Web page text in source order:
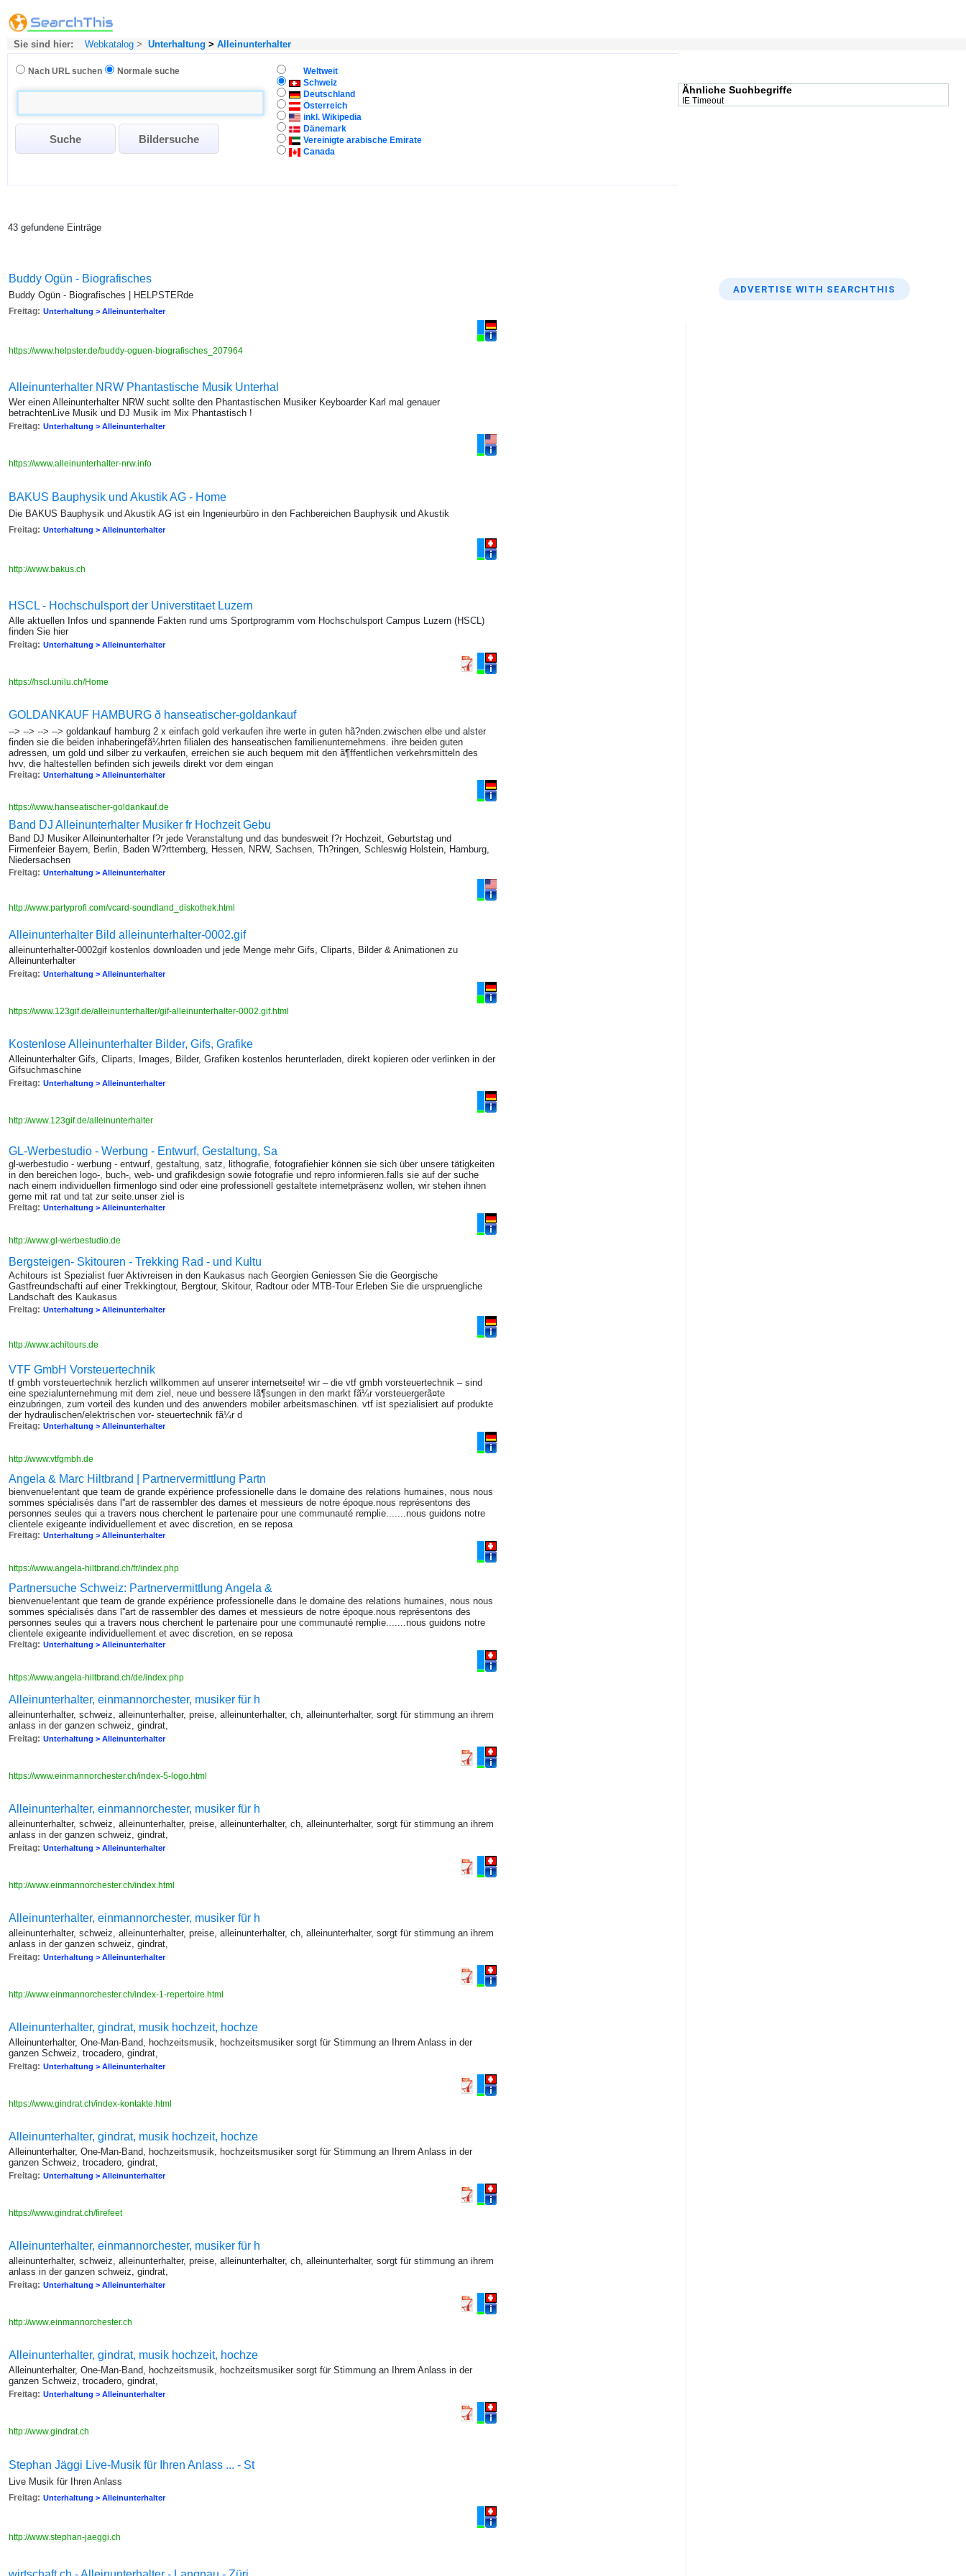
Sie sind hier: Webkatalog > Unterhaltung > Alleinunterhalter
Nach URL suchen Normale suche
Weltweit
Schweiz
Deutschland
Österreich
inkl. Wikipedia
Dänemark
Vereinigte arabische Emirate
Canada
43 gefundene Einträge
Buddy Ogün - Biografisches
Buddy Ogün - Biografisches | HELPSTERde
Freitag: Unterhaltung > Alleinunterhalter
https://www.helpster.de/buddy-oguen-biografisches_207964
Alleinunterhalter NRW Phantastische Musik Unterhal
Wer einen Alleinunterhalter NRW sucht sollte den Phantastischen Musiker Keyboarder Karl mal genauer
betrachtenLive Musik und DJ Musik im Mix Phantastisch !
Freitag: Unterhaltung > Alleinunterhalter
https://www.alleinunterhalter-nrw.info
BAKUS Bauphysik und Akustik AG - Home
Die BAKUS Bauphysik und Akustik AG ist ein Ingenieurbüro in den Fachbereichen Bauphysik und Akustik
Freitag: Unterhaltung > Alleinunterhalter
http://www.bakus.ch
HSCL - Hochschulsport der Universtitaet Luzern
Alle aktuellen Infos und spannende Fakten rund ums Sportprogramm vom Hochschulsport Campus Luzern (HSCL)
finden Sie hier
Freitag: Unterhaltung > Alleinunterhalter
https://hscl.unilu.ch/Home
GOLDANKAUF HAMBURG ð hanseatischer-goldankauf
--> --> --> --> goldankauf hamburg 2 x einfach gold verkaufen ihre werte in guten hã?nden.zwischen elbe und alster
finden sie die beiden inhaberingefã¼hrten filialen des hanseatischen familienunternehmens. ihre beiden guten
adressen, um gold und silber zu verkaufen, erreichen sie auch bequem mit den ã¶ffentlichen verkehrsmitteln des
hvv, die haltestellen befinden sich jeweils direkt vor dem eingan
Freitag: Unterhaltung > Alleinunterhalter
https://www.hanseatischer-goldankauf.de
Band DJ Alleinunterhalter Musiker fr Hochzeit Gebu
Band DJ Musiker Alleinunterhalter f?r jede Veranstaltung und das bundesweit f?r Hochzeit, Geburtstag und
Firmenfeier Bayern, Berlin, Baden W?rttemberg, Hessen, NRW, Sachsen, Th?ringen, Schleswig Holstein, Hamburg,
Niedersachsen
Freitag: Unterhaltung > Alleinunterhalter
http://www.partyprofi.com/vcard-soundland_diskothek.html
Alleinunterhalter Bild alleinunterhalter-0002.gif
alleinunterhalter-0002gif kostenlos downloaden und jede Menge mehr Gifs, Cliparts, Bilder & Animationen zu
Alleinunterhalter
Freitag: Unterhaltung > Alleinunterhalter
https://www.123gif.de/alleinunterhalter/gif-alleinunterhalter-0002.gif.html
Kostenlose Alleinunterhalter Bilder, Gifs, Grafike
Alleinunterhalter Gifs, Cliparts, Images, Bilder, Grafiken kostenlos herunterladen, direkt kopieren oder verlinken in der
Gifsuchmaschine
Freitag: Unterhaltung > Alleinunterhalter
http://www.123gif.de/alleinunterhalter
GL-Werbestudio - Werbung - Entwurf, Gestaltung, Sa
gl-werbestudio - werbung - entwurf, gestaltung, satz, lithografie, fotografiehier können sie sich über unsere tätigkeiten
in den bereichen logo-, buch-, web- und grafikdesign sowie fotografie und repro informieren.falls sie auf der suche
nach einem individuellen firmenlogo sind oder eine professionell gestaltete internetpräsenz wollen, wir stehen ihnen
gerne mit rat und tat zur seite.unser ziel is
Freitag: Unterhaltung > Alleinunterhalter
http://www.gl-werbestudio.de
Bergsteigen- Skitouren - Trekking Rad - und Kultu
Achitours ist Spezialist fuer Aktivreisen in den Kaukasus nach Georgien Geniessen Sie die Georgische
Gastfreundschafti auf einer Trekkingtour, Bergtour, Skitour, Radtour oder MTB-Tour Erleben Sie die urspruengliche
Landschaft des Kaukasus
Freitag: Unterhaltung > Alleinunterhalter
http://www.achitours.de
VTF GmbH Vorsteuertechnik
tf gmbh vorsteuertechnik herzlich willkommen auf unserer internetseite! wir – die vtf gmbh vorsteuertechnik – sind
eine spezialunternehmung mit dem ziel, neue und bessere lã¶sungen in den markt fã¼r vorsteuergerã¤te
einzubringen, zum vorteil des kunden und des anwenders mobiler arbeitsmaschinen. vtf ist spezialisiert auf produkte
der hydraulischen/elektrischen vor- steuertechnik fã¼r d
Freitag: Unterhaltung > Alleinunterhalter
http://www.vtfgmbh.de
Angela & Marc Hiltbrand | Partnervermittlung Partn
bienvenue!entant que team de grande expérience professionelle dans le domaine des relations humaines, nous nous
sommes spécialisés dans l''art de rassembler des dames et messieurs de notre époque.nous représentons des
personnes seules qui a travers nous cherchent le partenaire pour une communauté remplie.......nous guidons notre
clientele exigeante individuellement et avec discretion, en se reposa
Freitag: Unterhaltung > Alleinunterhalter
https://www.angela-hiltbrand.ch/fr/index.php
Partnersuche Schweiz: Partnervermittlung Angela &
bienvenue!entant que team de grande expérience professionelle dans le domaine des relations humaines, nous nous
sommes spécialisés dans l''art de rassembler des dames et messieurs de notre époque.nous représentons des
personnes seules qui a travers nous cherchent le partenaire pour une communauté remplie.......nous guidons notre
clientele exigeante individuellement et avec discretion, en se reposa
Freitag: Unterhaltung > Alleinunterhalter
https://www.angela-hiltbrand.ch/de/index.php
Alleinunterhalter, einmannorchester, musiker für h
alleinunterhalter, schweiz, alleinunterhalter, preise, alleinunterhalter, ch, alleinunterhalter, sorgt für stimmung an ihrem
anlass in der ganzen schweiz, gindrat,
Freitag: Unterhaltung > Alleinunterhalter
https://www.einmannorchester.ch/index-5-logo.html
Alleinunterhalter, einmannorchester, musiker für h
alleinunterhalter, schweiz, alleinunterhalter, preise, alleinunterhalter, ch, alleinunterhalter, sorgt für stimmung an ihrem
anlass in der ganzen schweiz, gindrat,
Freitag: Unterhaltung > Alleinunterhalter
http://www.einmannorchester.ch/index.html
Alleinunterhalter, einmannorchester, musiker für h
alleinunterhalter, schweiz, alleinunterhalter, preise, alleinunterhalter, ch, alleinunterhalter, sorgt für stimmung an ihrem
anlass in der ganzen schweiz, gindrat,
Freitag: Unterhaltung > Alleinunterhalter
http://www.einmannorchester.ch/index-1-repertoire.html
Alleinunterhalter, gindrat, musik hochzeit, hochze
Alleinunterhalter, One-Man-Band, hochzeitsmusik, hochzeitsmusiker sorgt für Stimmung an Ihrem Anlass in der
ganzen Schweiz, trocadero, gindrat,
Freitag: Unterhaltung > Alleinunterhalter
https://www.gindrat.ch/index-kontakte.html
Alleinunterhalter, gindrat, musik hochzeit, hochze
Alleinunterhalter, One-Man-Band, hochzeitsmusik, hochzeitsmusiker sorgt für Stimmung an Ihrem Anlass in der
ganzen Schweiz, trocadero, gindrat,
Freitag: Unterhaltung > Alleinunterhalter
https://www.gindrat.ch/firefeet
Alleinunterhalter, einmannorchester, musiker für h
alleinunterhalter, schweiz, alleinunterhalter, preise, alleinunterhalter, ch, alleinunterhalter, sorgt für stimmung an ihrem
anlass in der ganzen schweiz, gindrat,
Freitag: Unterhaltung > Alleinunterhalter
http://www.einmannorchester.ch
Alleinunterhalter, gindrat, musik hochzeit, hochze
Alleinunterhalter, One-Man-Band, hochzeitsmusik, hochzeitsmusiker sorgt für Stimmung an Ihrem Anlass in der
ganzen Schweiz, trocadero, gindrat,
Freitag: Unterhaltung > Alleinunterhalter
http://www.gindrat.ch
Stephan Jäggi Live-Musik für Ihren Anlass ... - St
Live Musik für Ihren Anlass
Freitag: Unterhaltung > Alleinunterhalter
http://www.stephan-jaeggi.ch